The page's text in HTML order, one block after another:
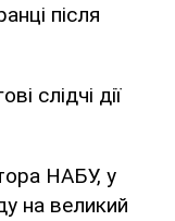
після
слідчі дії
НАБУ, у
на великий